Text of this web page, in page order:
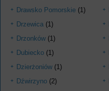
Drawsko Pomorskie (1)
Drzewica (1)
Drzonków (1)
Dubiecko (1)
Dzierżoniów (1)
Dźwirzyno (2)